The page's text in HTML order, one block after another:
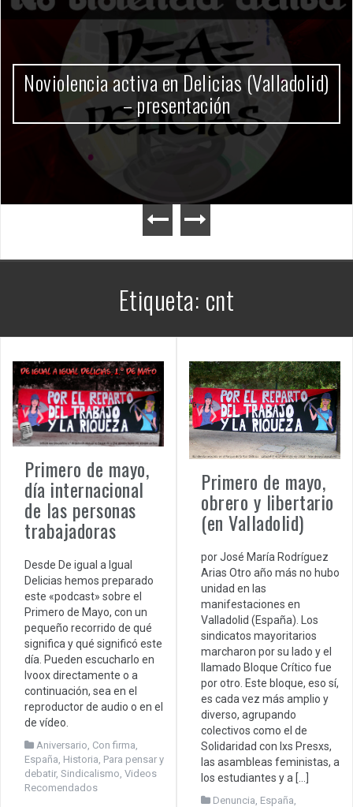
Gobierno Milei
Etiqueta: cnt
Primero de mayo,
día internacional
de las personas
trabajadoras
Desde De igual a Igual
Delicias hemos preparado
este «podcast» sobre el
Primero de Mayo, con un
pequeño recorrido de qué
significa y qué significó este
día. Pueden escucharlo en
Ivoox directamente o a
continuación, sea en el
reproductor de audio o en el
de vídeo.
Aniversario, Con firma,
España, Historia, Para pensar y
debatir, Sindicalismo, Videos
Recomendados
Primero de mayo,
obrero y libertario
(en Valladolid)
por José María Rodríguez
Arias Otro año más no hubo
unidad en las
manifestaciones en
Valladolid (España). Los
sindicatos mayoritarios
marcharon por su lado y el
llamado Bloque Crítico fue
por otro. Este bloque, eso sí,
es cada vez más amplio y
diverso, agrupando
colectivos como el de
Solidaridad con lxs Presxs,
las asambleas feministas, a
los estudiantes y a […]
Denuncia España